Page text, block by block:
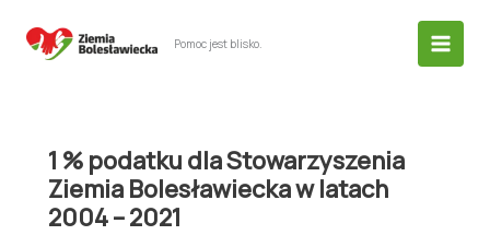
Pomoc jest blisko.
1 % podatku dla Stowarzyszenia
Ziemia Bolesławiecka w latach
2004 – 2021